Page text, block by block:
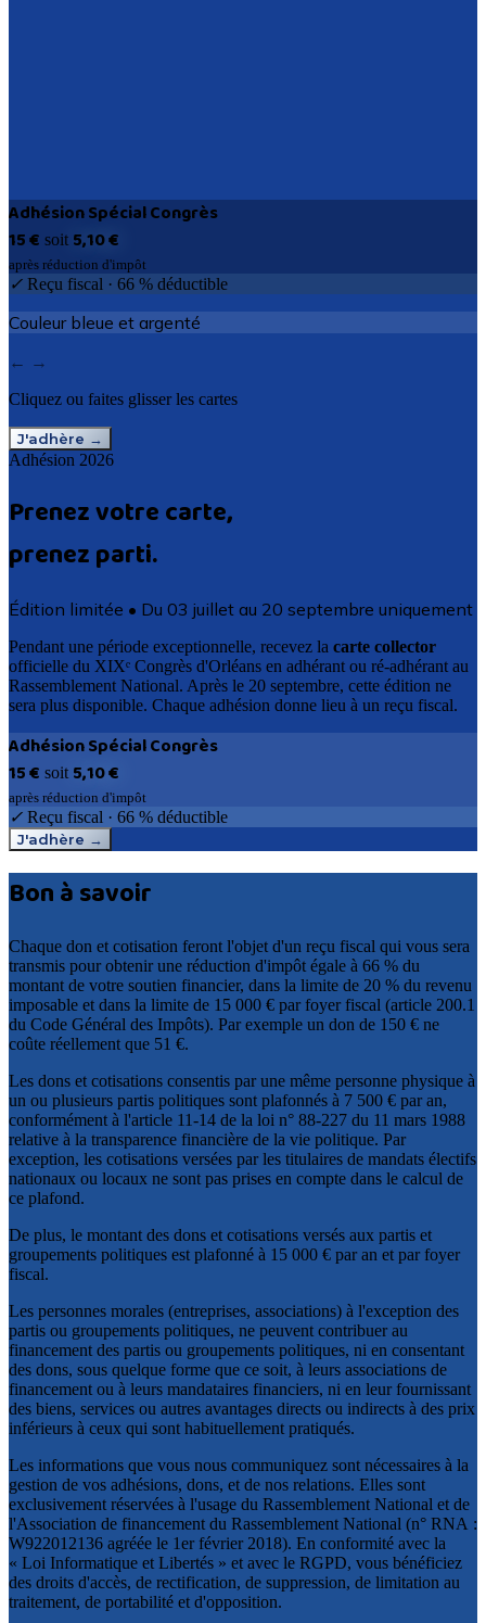
Adhésion Spécial Congrès
15 € soit 5,10 €
après réduction d'impôt
✓ Reçu fiscal · 66 % déductible
Couleur bleue et argenté
← →
Cliquez ou faites glisser les cartes
J'adhère →
Adhésion 2026
Prenez votre carte,
prenez parti.
Édition limitée • Du 03 juillet au 20 septembre uniquement
Pendant une période exceptionnelle, recevez la carte collector
officielle du XIXᵉ Congrès d'Orléans en adhérant ou ré-adhérant au
Rassemblement National. Après le 20 septembre, cette édition ne
sera plus disponible. Chaque adhésion donne lieu à un reçu fiscal.
Adhésion Spécial Congrès
15 € soit 5,10 €
après réduction d'impôt
✓ Reçu fiscal · 66 % déductible
J'adhère →
Bon à savoir
Chaque don et cotisation feront l'objet d'un reçu fiscal qui vous sera
transmis pour obtenir une réduction d'impôt égale à 66 % du
montant de votre soutien financier, dans la limite de 20 % du revenu
imposable et dans la limite de 15 000 € par foyer fiscal (article 200.1
du Code Général des Impôts). Par exemple un don de 150 € ne
coûte réellement que 51 €.
Les dons et cotisations consentis par une même personne physique à
un ou plusieurs partis politiques sont plafonnés à 7 500 € par an,
conformément à l'article 11-14 de la loi n° 88-227 du 11 mars 1988
relative à la transparence financière de la vie politique. Par
exception, les cotisations versées par les titulaires de mandats électifs
nationaux ou locaux ne sont pas prises en compte dans le calcul de
ce plafond.
De plus, le montant des dons et cotisations versés aux partis et
groupements politiques est plafonné à 15 000 € par an et par foyer
fiscal.
Les personnes morales (entreprises, associations) à l'exception des
partis ou groupements politiques, ne peuvent contribuer au
financement des partis ou groupements politiques, ni en consentant
des dons, sous quelque forme que ce soit, à leurs associations de
financement ou à leurs mandataires financiers, ni en leur fournissant
des biens, services ou autres avantages directs ou indirects à des prix
inférieurs à ceux qui sont habituellement pratiqués.
Les informations que vous nous communiquez sont nécessaires à la
gestion de vos adhésions, dons, et de nos relations. Elles sont
exclusivement réservées à l'usage du Rassemblement National et de
l'Association de financement du Rassemblement National (n° RNA :
W922012136 agréée le 1er février 2018). En conformité avec la
« Loi Informatique et Libertés » et avec le RGPD, vous bénéficiez
des droits d'accès, de rectification, de suppression, de limitation au
traitement, de portabilité et d'opposition.